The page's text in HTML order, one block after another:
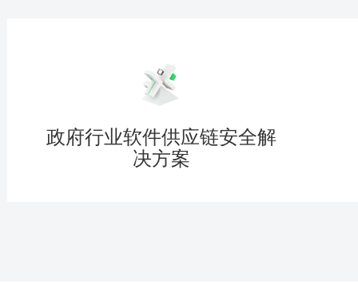
政府行业软件供应链安全解
决方案